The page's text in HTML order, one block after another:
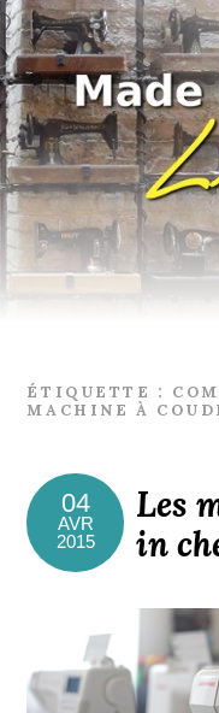
ÉTIQUETTE :
MACHINE À
04
AVR
2015
Les
in